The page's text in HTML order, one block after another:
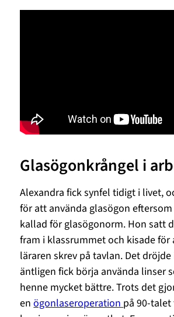
Glasögonkrångel i
Alexandra fick synfel tidigt i livet,
för att använda glasögon
kallad för glasögonorm. Hon satt
fram i klassrummet och kisade för
läraren skrev på tavlan. Det
äntligen fick börja använda linser
henne mycket bättre. Trots det
enögonlaseroperation på 90-